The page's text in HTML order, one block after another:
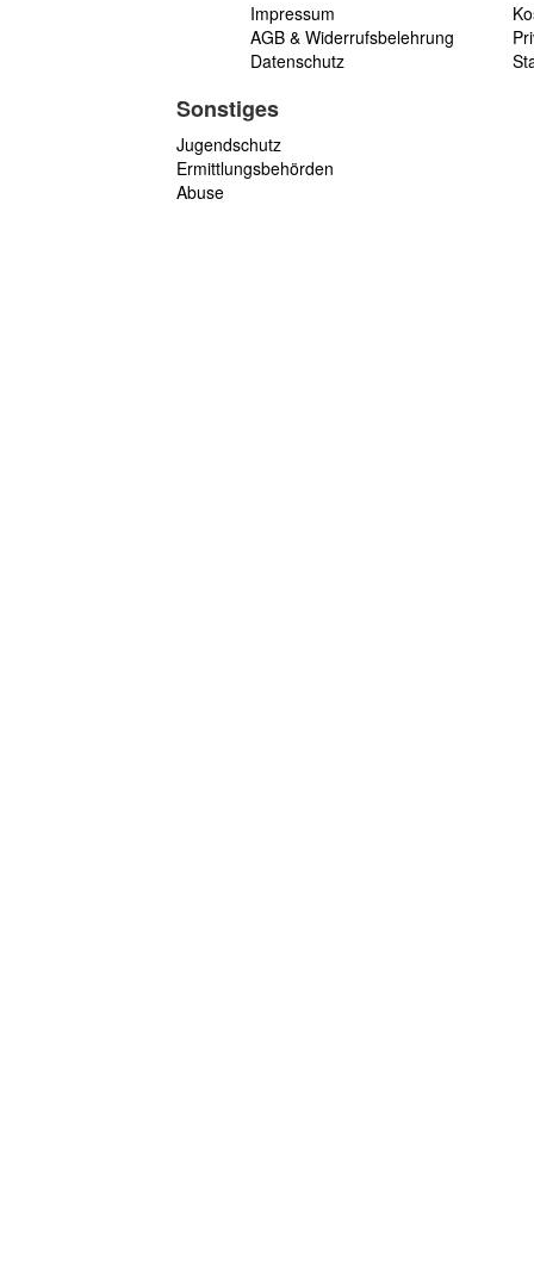
Impressum
AGB & Widerrufsbelehrung
Datenschutz
Sonstiges
Jugendschutz
Ermittlungsbehörden
Abuse